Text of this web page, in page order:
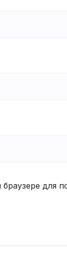
для